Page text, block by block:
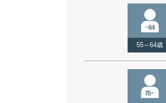
55～64歳